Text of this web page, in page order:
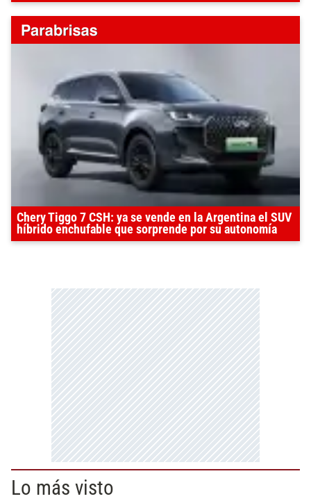
Chery Tiggo 7 CSH: ya se vende en la Argentina el SUV
híbrido enchufable que sorprende por su autonomía
Lo más visto